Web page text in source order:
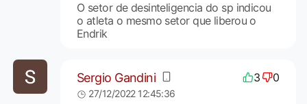
O setor de desinteligencia do sp indicou
o atleta o mesmo setor que liberou o
Endrik
Sergio Gandini 3 0
27/12/2022 12:45:36